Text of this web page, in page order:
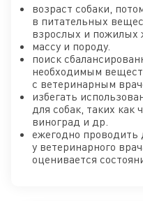
возраст собаки,
в питательных
взрослых и пожилых
массу и породу.
поиск
необходимым
с ветеринарным
избегать
для собак, таких как
виноград и др.
ежегодно
у ветеринарного
оценивается